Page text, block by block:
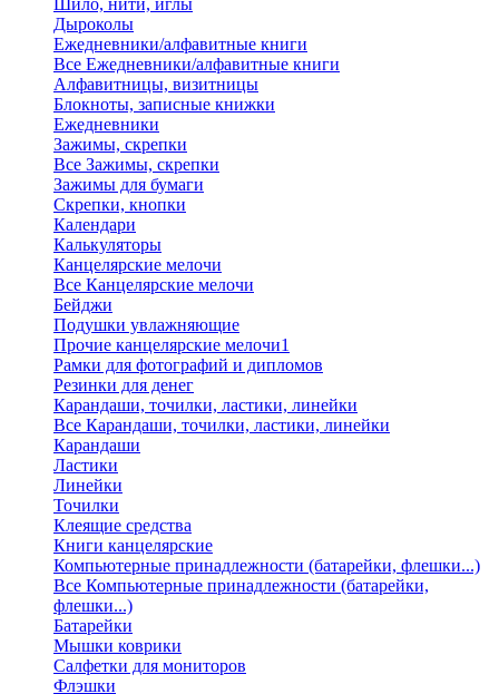
Шило, нити, иглы
Дыроколы
Ежедневники/алфавитные книги
Все Ежедневники/алфавитные книги
Алфавитницы, визитницы
Блокноты, записные книжки
Ежедневники
Зажимы, скрепки
Все Зажимы, скрепки
Зажимы для бумаги
Скрепки, кнопки
Календари
Калькуляторы
Канцелярские мелочи
Все Канцелярские мелочи
Бейджи
Подушки увлажняющие
Прочие канцелярские мелочи1
Рамки для фотографий и дипломов
Резинки для денег
Карандаши, точилки, ластики, линейки
Все Карандаши, точилки, ластики, линейки
Карандаши
Ластики
Линейки
Точилки
Клеящие средства
Книги канцелярские
Компьютерные принадлежности (батарейки, флешки...)
Все Компьютерные принадлежности (батарейки,
флешки...)
Батарейки
Мышки коврики
Салфетки для мониторов
Флэшки